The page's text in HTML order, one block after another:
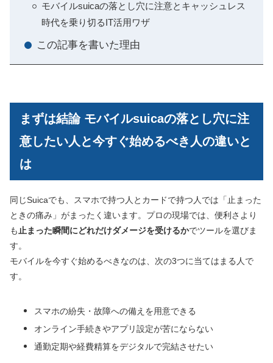
モバイルsuicaの落とし穴に注意とキャッシュレス
時代を乗り切るIT活用ワザ
この記事を書いた理由
まずは結論 モバイルsuicaの落とし穴に注
意したい人と今すぐ始めるべき人の違いと
は
同じSuicaでも、スマホで持つ人とカードで持つ人では「止まった
ときの痛み」がまったく違います。プロの現場では、便利さより
も 止まった瞬間にどれだけダメージを受けるかでツールを選びま
す。
モバイルを今すぐ始めるべきなのは、次の3つに当てはまる人で
す。
スマホの紛失・故障への備えを用意できる
オンライン手続きやアプリ設定が苦にならない
通勤定期や経費精算をデジタルで完結させたい